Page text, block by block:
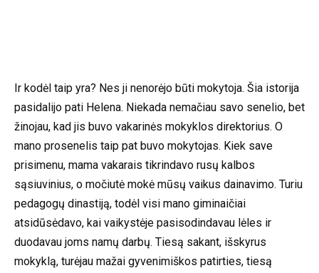
Ir kodėl taip yra? Nes ji nenorėjo būti mokytoja. Šia istorija
pasidalijo pati Helena. Niekada nemačiau savo senelio, bet
žinojau, kad jis buvo vakarinės mokyklos direktorius. O
mano prosenelis taip pat buvo mokytojas. Kiek save
prisimenu, mama vakarais tikrindavo rusų kalbos
sąsiuvinius, o močiutė mokė mūsų vaikus dainavimo. Turiu
pedagogų dinastiją, todėl visi mano giminaičiai
atsidūsėdavo, kai vaikystėje pasisodindavau lėles ir
duodavau joms namų darbų. Tiesą sakant, išskyrus
mokyklą, turėjau mažai gyvenimiškos patirties, tiesą